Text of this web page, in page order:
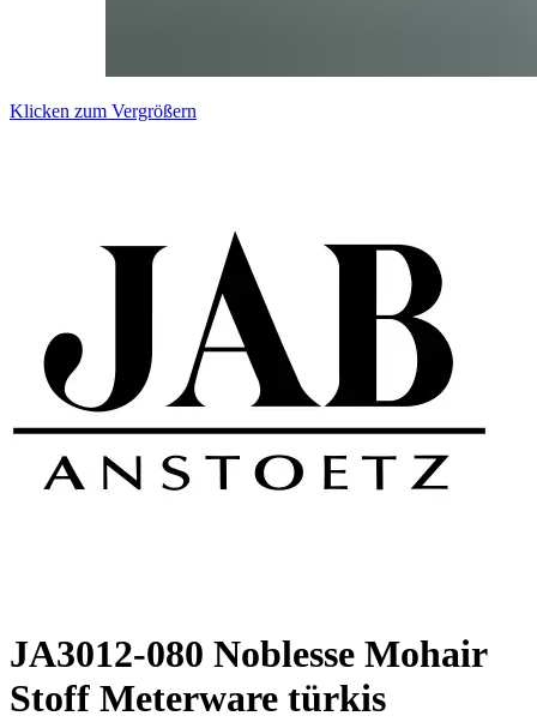
Klicken zum Vergrößern
JA3012-080 Noblesse Mohair
Stoff Meterware türkis